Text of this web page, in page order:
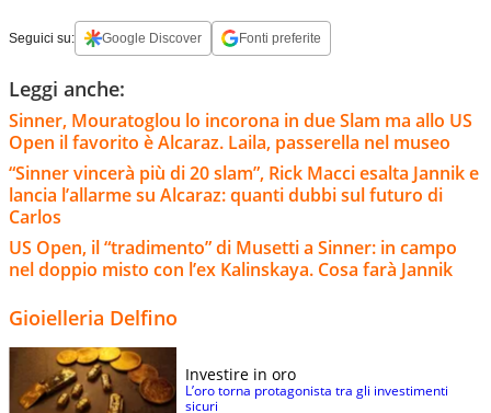
Seguici su: Google Discover Fonti preferite
Leggi anche:
Sinner, Mouratoglou lo incorona in due Slam ma allo US
Open il favorito è Alcaraz. Laila, passerella nel museo
“Sinner vincerà più di 20 slam”, Rick Macci esalta Jannik e
lancia l’allarme su Alcaraz: quanti dubbi sul futuro di
Carlos
US Open, il “tradimento” di Musetti a Sinner: in campo
nel doppio misto con l’ex Kalinskaya. Cosa farà Jannik
Gioielleria Delfino
Investire in oro
L’oro torna protagonista tra gli investimenti
sicuri